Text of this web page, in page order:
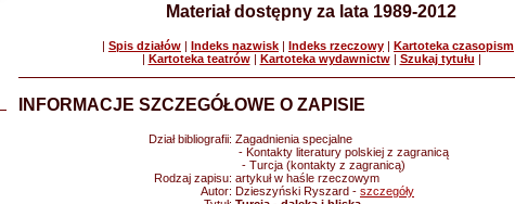
Materiał dostępny za lata 1989-2012
| Spis działów | Indeks nazwisk | Indeks rzeczowy | Kartoteka czasopism
| Kartoteka teatrów| Kartoteka wydawnictw| Szukaj tytułu |
INFORMACJE SZCZEGÓŁOWE O ZAPISIE
Dział bibliografii: Zagadnienia specjalne
- Kontakty literatury polskiej z zagranicą
- Turcja (kontakty z zagranicą)
Rodzaj zapisu: artykuł w haśle rzeczowym
Autor: Dzieszyński Ryszard - szczegóły